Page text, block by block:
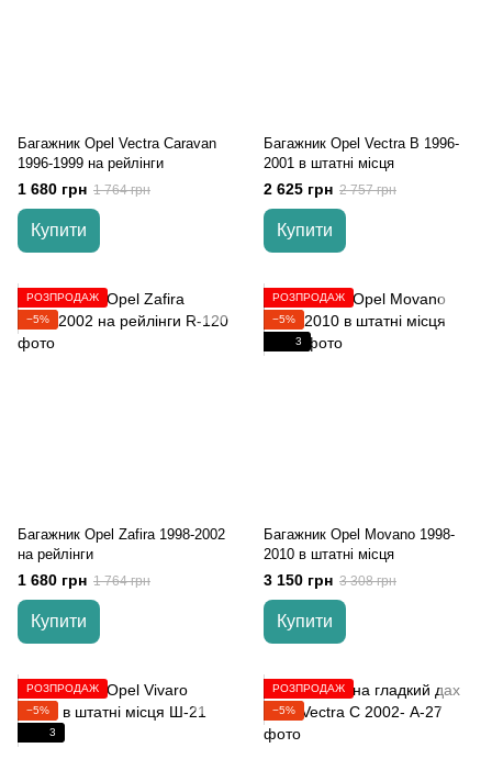
Багажник Opel Vectra Caravan
1996-1999 на рейлінги
1 680 грн 1 764 грн
Купити
Багажник Opel Vectra В 1996-
2001 в штатні місця
2 625 грн 2 757 грн
Купити
РОЗПРОДАЖ
−5%
Багажник Opel Zafira 1998-2002
на рейлінги
1 680 грн 1 764 грн
Купити
РОЗПРОДАЖ
−5%
3
Багажник Opel Movano 1998-
2010 в штатні місця
3 150 грн 3 308 грн
Купити
РОЗПРОДАЖ
−5%
3
РОЗПРОДАЖ
−5%